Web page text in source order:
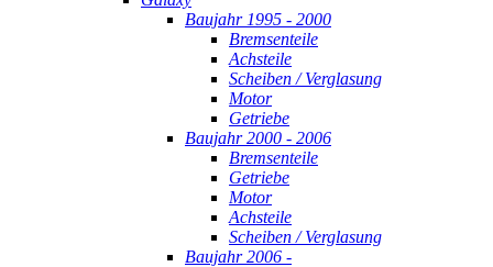
Baujahr 1995 - 2000
Bremsenteile
Achsteile
Scheiben / Verglasung
Motor
Getriebe
Baujahr 2000 - 2006
Bremsenteile
Getriebe
Motor
Achsteile
Scheiben / Verglasung
Baujahr 2006 -